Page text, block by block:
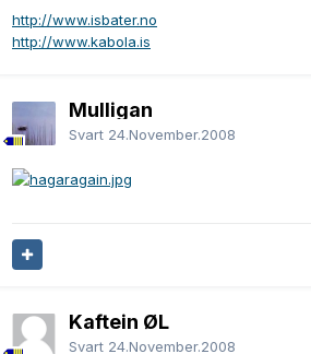
http://www.isbater.no
http://www.kabola.is
Mulligan
Svart 24.November.2008
Kaftein ØL
Svart 24.November.2008